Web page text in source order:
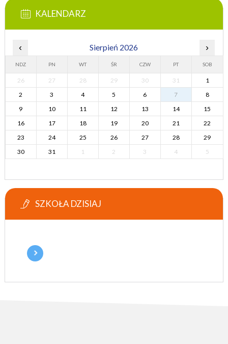
KALENDARZ
‹ Sierpień 2026 ›
NDZ PN WT ŚR CZW PT SOB
26 27 28 29 30 31
1
2
3 4 5 6 7
8
9
10 11 12 13 14
15
16
17 18 19 20 21
22
23
24 25 26 27 28
29
30
31 1 2 3 4 5
SZKOŁA DZISIAJ